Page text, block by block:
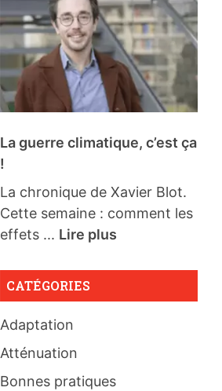
La guerre climatique, c’est ça
!
La chronique de Xavier Blot.
Cette semaine : comment les
effets ... Lire plus
CATÉGORIES
Adaptation
Atténuation
Bonnes pratiques